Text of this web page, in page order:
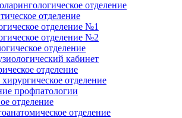
отделение
отделение
отделение №1
отделение №2
отделение
кабинет
отделение
хирургическое отделение
профпатологии
отделение
отделение